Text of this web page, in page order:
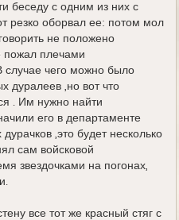
беседу с одним из них с
резко оборвал ее: потом мол
не положено
пожал плечами
случае чего можно было
дуралеев ,но вот что
. Им нужно найти
его в департаменте
,это будет несколько
сам войсковой
звездочками на погонах,
все тот же красный стяг с